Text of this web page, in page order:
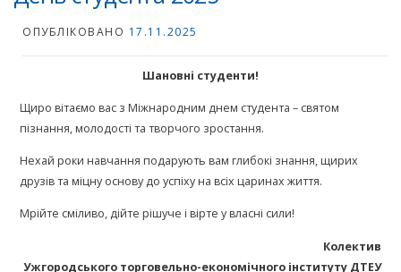
ОПУБЛІКОВАНО 17.11.2025
Шановні студенти!
Щиро вітаємо вас з Міжнародним днем студента – святом
пізнання, молодості та творчого зростання.
Нехай роки навчання подарують вам глибокі знання, щирих
друзів та міцну основу до успіху на всіх царинах життя.
Мрійте сміливо, дійте рішуче і вірте у власні сили!
Колектив
Ужгородського торговельно-економічного інституту ДТЕУ